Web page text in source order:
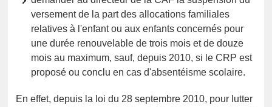
versement de la part des allocations familiales
relatives à l'enfant ou aux enfants concernés pour
une durée renouvelable de trois mois et de douze
mois au maximum, sauf, depuis 2010, si le CRP est
proposé ou conclu en cas d'absentéisme scolaire.
En effet, depuis la loi du 28 septembre 2010, pour lutter